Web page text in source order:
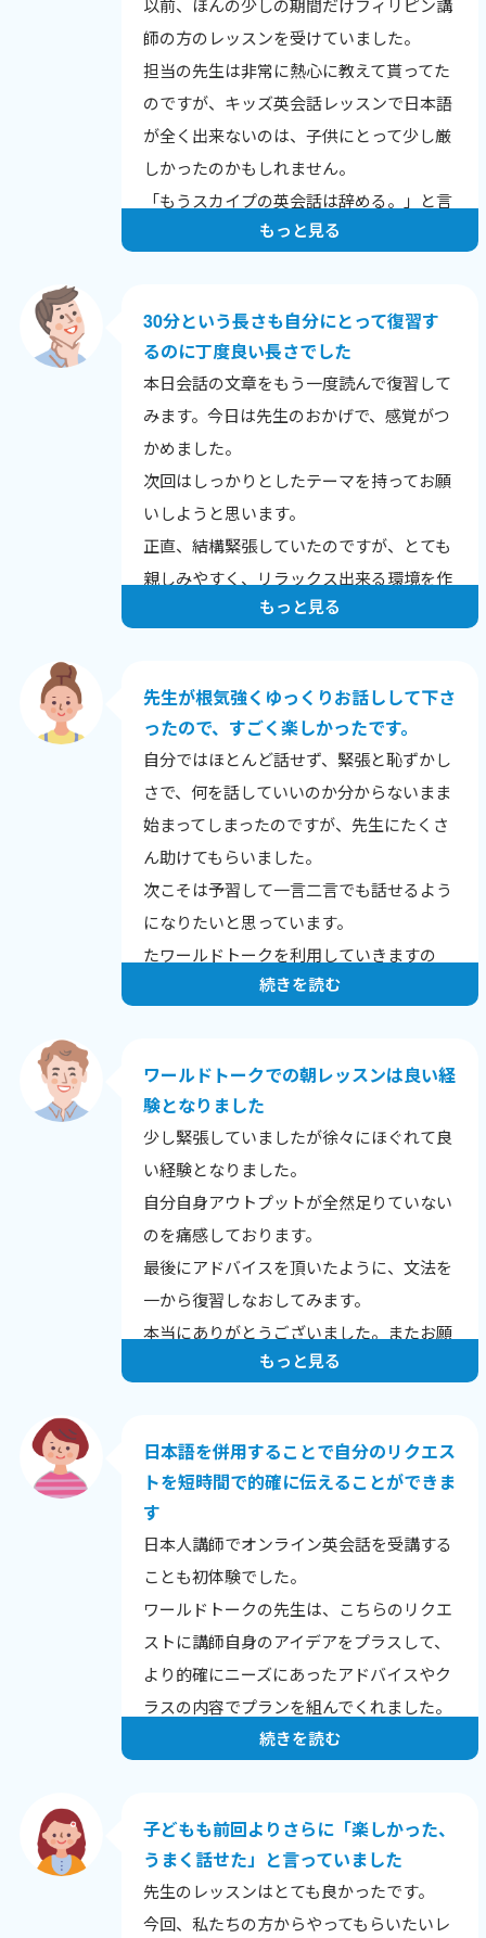
以前、ほんの少しの期間だけフィリピン講
師の方のレッスンを受けていました。
担当の先生は非常に熱心に教えて貰ってた
のですが、キッズ英会話レッスンで日本語
が全く出来ないのは、子供にとって少し厳
しかったのかもしれません。
「もうスカイプの英会話は辞める。」と言
っていたので、ワールドトークで、良い先
もっと見る
30分という長さも自分にとって復習す
るのに丁度良い長さでした
本日会話の文章をもう一度読んで復習して
みます。今日は先生のおかげで、感覚がつ
かめました。
次回はしっかりとしたテーマを持ってお願
いしようと思います。
正直、結構緊張していたのですが、とても
親しみやすく、リラックス出来る環境を作
って頂き感謝しています。
もっと見る
先生が根気強くゆっくりお話しして下さ
ったので、すごく楽しかったです。
自分ではほとんど話せず、緊張と恥ずかし
さで、何を話していいのか分からないまま
始まってしまったのですが、先生にたくさ
ん助けてもらいました。
次こそは予習して一言二言でも話せるよう
になりたいと思っています。
たワールドトークを利用していきますの
で、宜しくお願いします。
続きを読む
ワールドトークでの朝レッスンは良い経
験となりました
少し緊張していましたが徐々にほぐれて良
い経験となりました。
自分自身アウトプットが全然足りていない
のを痛感しております。
最後にアドバイスを頂いたように、文法を
一から復習しなおしてみます。
本当にありがとうございました。またお願
もっと見る
日本語を併用することで自分のリクエス
トを短時間で的確に伝えることができま
す
日本人講師でオンライン英会話を受講する
ことも初体験でした。
ワールドトークの先生は、こちらのリクエ
ストに講師自身のアイデアをプラスして、
より的確にニーズにあったアドバイスやク
ラスの内容でプランを組んでくれました。
そういう意味で、レッスン時間をより効果
続きを読む
子どもも前回よりさらに「楽しかった、
うまく話せた」と言っていました
先生のレッスンはとても良かったです。
今回、私たちの方からやってもらいたいレ